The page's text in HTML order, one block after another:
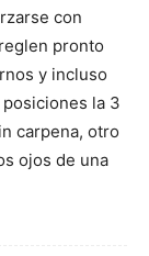
con
pronto
y incluso
la 3
carpena, otro
ojos de una